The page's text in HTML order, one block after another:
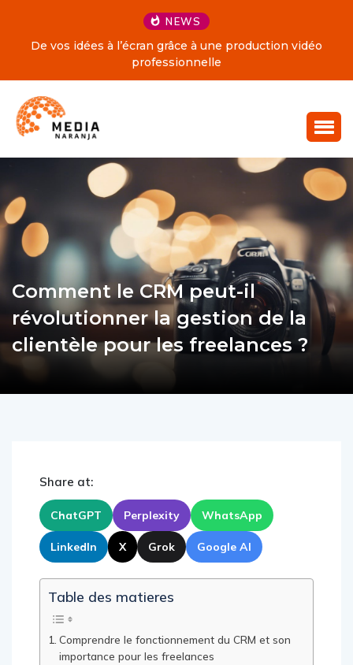
NEWS
De vos idées à l’écran grâce à une production vidéo
professionnelle
Comment le CRM peut-il
révolutionner la gestion de la
clientèle pour les freelances ?
Share at:
ChatGPT Perplexity WhatsApp
LinkedIn X Grok Google AI
Table des matieres
Comprendre le fonctionnement du CRM et son
importance pour les freelances